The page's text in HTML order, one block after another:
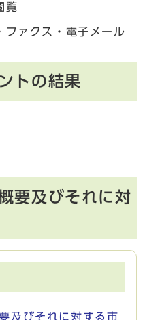
覧
ファクス・電子メール
トの結果
要及びそれに対
及びそれに対する市